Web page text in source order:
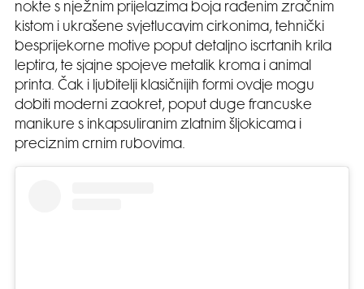
nokte s nježnim prijelazima boja rađenim zračnim
kistom i ukrašene svjetlucavim cirkonima, tehnički
besprijekorne motive poput detaljno iscrtanih krila
leptira, te sjajne spojeve metalik kroma i animal
printa. Čak i ljubitelji klasičnijih formi ovdje mogu
dobiti moderni zaokret, poput duge francuske
manikure s inkapsuliranim zlatnim šljokicama i
preciznim crnim rubovima.